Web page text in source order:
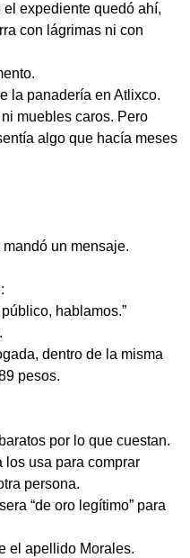
expediente quedó ahí,
con lágrimas ni con
la panadería en Atlixco.
muebles caros. Pero
algo que hacía meses
un mensaje.
hablamos.”
dentro de la misma
pesos.
por lo que cuestan.
los usa para comprar
persona.
“de oro legítimo” para
el apellido Morales.